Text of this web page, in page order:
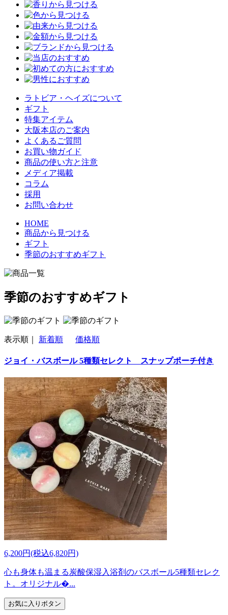
ラトビア・ヘイズについて
ギフト
特集アイテム
大阪本店のご案内
よくあるご質問
お買い物ガイド
商品の使い方と注意
メディア掲載
コラム
採用
お問い合わせ
HOME
商品から見つける
ギフト
季節のおすすめギフト
季節のおすすめギフト
表示順｜ 新着順 価格順
ジョイ・バスボール 5種類セレクト スナップポーチ付き
6,200円(税込6,820円)
心も身体も温まる炭酸保湿入浴剤のバスボール5種類セレク
ト。オリジナル�...
お気に入りボタン